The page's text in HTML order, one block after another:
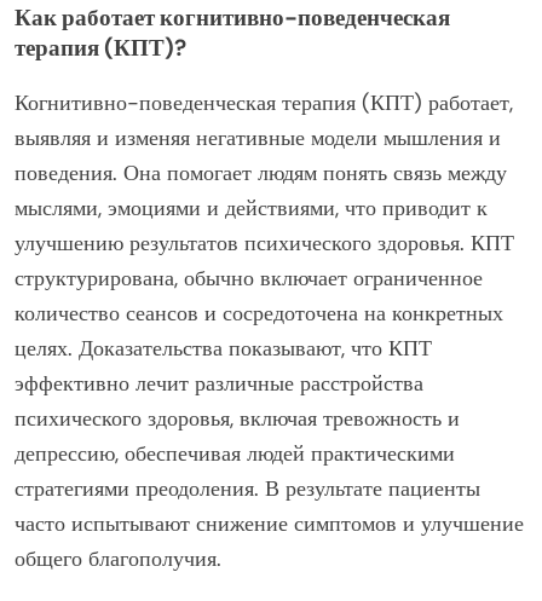
Как работает когнитивно-поведенческая
терапия (КПТ)?
Когнитивно-поведенческая терапия (КПТ) работает,
выявляя и изменяя негативные модели мышления и
поведения. Она помогает людям понять связь между
мыслями, эмоциями и действиями, что приводит к
улучшению результатов психического здоровья. КПТ
структурирована, обычно включает ограниченное
количество сеансов и сосредоточена на конкретных
целях. Доказательства показывают, что КПТ
эффективно лечит различные расстройства
психического здоровья, включая тревожность и
депрессию, обеспечивая людей практическими
стратегиями преодоления. В результате пациенты
часто испытывают снижение симптомов и улучшение
общего благополучия.